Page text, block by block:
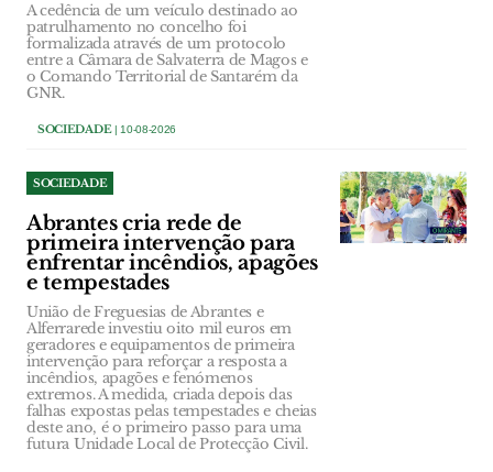
A cedência de um veículo destinado ao
patrulhamento no concelho foi
formalizada através de um protocolo
entre a Câmara de Salvaterra de Magos e
o Comando Territorial de Santarém da
GNR.
SOCIEDADE| 10-08-2026
SOCIEDADE
Abrantes cria rede de
primeira intervenção para
enfrentar incêndios, apagões
e tempestades
União de Freguesias de Abrantes e
Alferrarede investiu oito mil euros em
geradores e equipamentos de primeira
intervenção para reforçar a resposta a
incêndios, apagões e fenómenos
extremos. A medida, criada depois das
falhas expostas pelas tempestades e cheias
deste ano, é o primeiro passo para uma
futura Unidade Local de Protecção Civil.